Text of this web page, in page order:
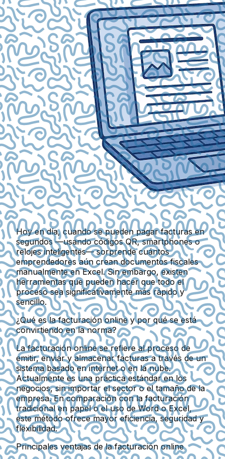
Hoy en día, cuando se pueden pagar facturas en
segundos —usando códigos QR, smartphones o
relojes inteligentes— sorprende cuántos
emprendedores aún crean documentos fiscales
manualmente en Excel. Sin embargo, existen
herramientas que pueden hacer que todo el
proceso sea significativamente más rápido y
sencillo.
¿Qué es la facturación online y por qué se está
convirtiendo en la norma?
La facturación onlinese refiere al proceso de
emitir, enviar y almacenar facturasa través de un
sistema basado en internet o en la nube.
Actualmente es una práctica estándaren los
negocios, sin importar el sector o el tamaño de la
empresa. En comparación con la facturación
tradicional en papel o el uso de Word o Excel,
este método ofrecemayor eficiencia, seguridad y
flexibilidad.
Principales ventajas de la facturación online